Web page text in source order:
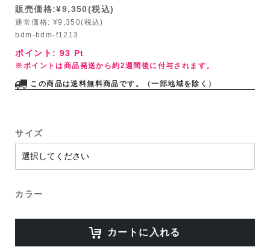
販売価格:¥9,350(税込)
通常価格: ¥9,350(税込)
bdm-bdm-f1213
ポイント: 93 Pt
※ポイントは商品発送から約2週間後に付与されます。
この商品は送料無料商品です。（一部地域を除く）
サイズ
カラー
カートに入れる